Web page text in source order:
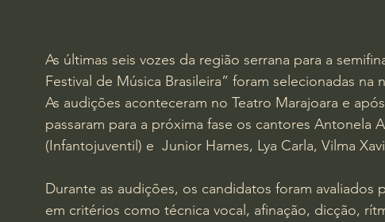
As últimas seis vozes da região serrana para a
Festival de Música Brasileira” foram selecionadas na
As audições aconteceram no Teatro Marajoara e
passaram para a próxima fase os cantores Antonela
(Infantojuventil) e  Junior Hames, Lya Carla, Vilma
Durante as audições, os candidatos foram avaliados
em critérios como técnica vocal, afinação, dicção,